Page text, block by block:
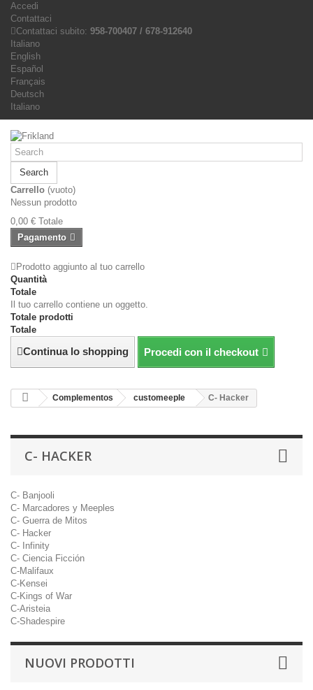
Accedi
Contattaci
Contattaci subito: 958-700407 / 678-912640
Italiano
English
Español
Français
Deutsch
Italiano
Search
Carrello (vuoto)
Nessun prodotto
0,00 € Totale
Pagamento
Prodotto aggiunto al tuo carrello
Quantità
Totale
Il tuo carrello contiene un oggetto.
Totale prodotti
Totale
Continua lo shopping Procedi con il checkout
Complementos customeeple C- Hacker
C- HACKER
C- Banjooli
C- Marcadores y Meeples
C- Guerra de Mitos
C- Hacker
C- Infinity
C- Ciencia Ficción
C-Malifaux
C-Kensei
C-Kings of War
C-Aristeia
C-Shadespire
NUOVI PRODOTTI